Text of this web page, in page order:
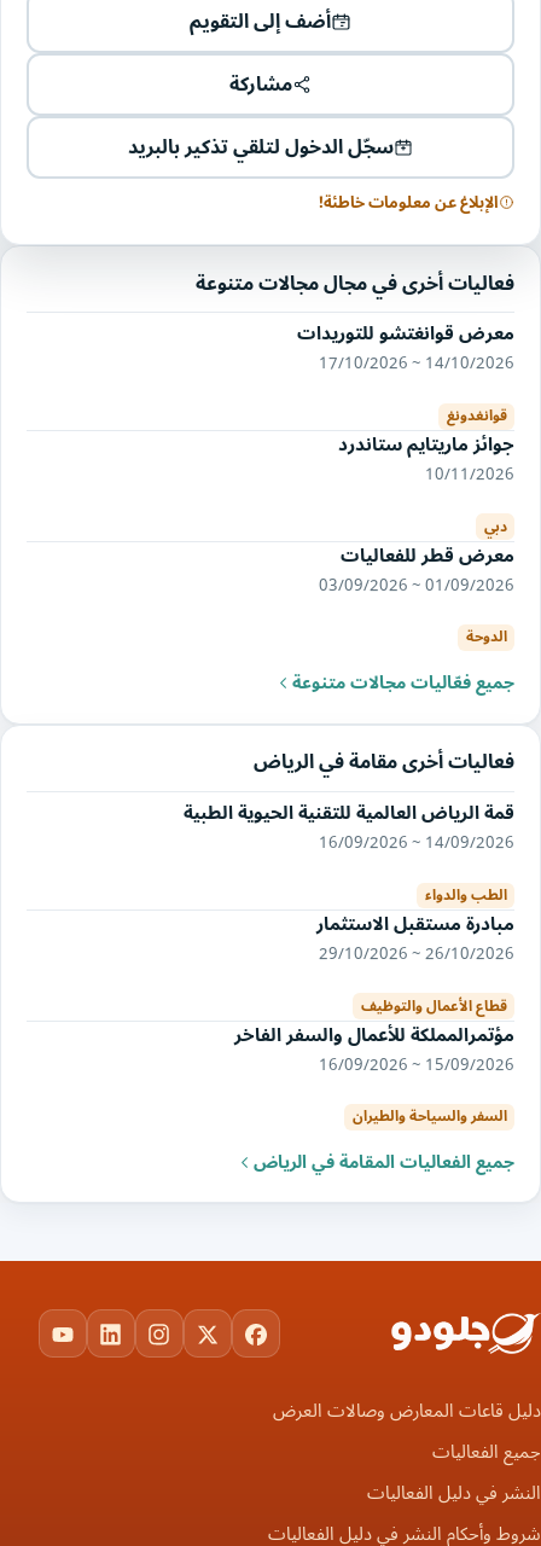
أضف إلى التقويم
مشاركة
سجّل الدخول لتلقي تذكير بالبريد
الإبلاغ عن معلومات خاطئة!
فعاليات أخرى في مجال مجالات متنوعة
معرض قوانغتشو للتوريدات
14/10/2026 ~ 17/10/2026
قوانغدونغ
جوائز ماريتايم ستاندرد
10/11/2026
دبي
معرض قطر للفعاليات
01/09/2026 ~ 03/09/2026
الدوحة
جميع فعّاليات مجالات متنوعة
فعاليات أخرى مقامة في الرياض
قمة الرياض العالمية للتقنية الحيوية الطبية
14/09/2026 ~ 16/09/2026
الطب والدواء
مبادرة مستقبل الاستثمار
26/10/2026 ~ 29/10/2026
قطاع الأعمال والتوظيف
مؤتمرالمملكة للأعمال والسفر الفاخر
15/09/2026 ~ 16/09/2026
السفر والسياحة والطيران
جميع الفعاليات المقامة في الرياض
Facebook
X
Instagram
LinkedIn
دليل قاعات المعارض وصالات العرض
جميع الفعاليات
النشر في دليل الفعاليات
شروط وأحكام النشر في دليل الفعاليات